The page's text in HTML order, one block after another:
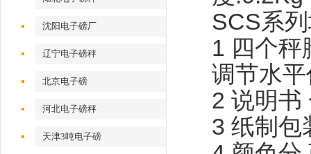
沈阳电子磅厂
辽宁电子磅秤
北京电子磅
河北电子磅秤
天津3吨电子磅
SCS系
1 四个秤
调节水
2 说明书
3 纸制包